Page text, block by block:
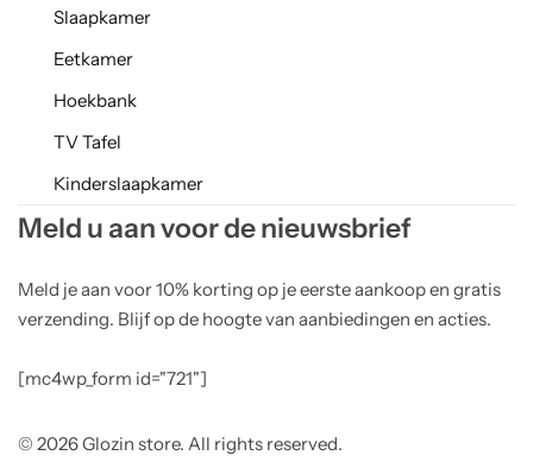
Slaapkamer
Eetkamer
Hoekbank
TV Tafel
Kinderslaapkamer
Meld u aan voor de nieuwsbrief
Meld je aan voor 10% korting op je eerste aankoop en gratis
verzending. Blijf op de hoogte van aanbiedingen en acties.
[mc4wp_form id="721"]
© 2026 Glozin store. All rights reserved.